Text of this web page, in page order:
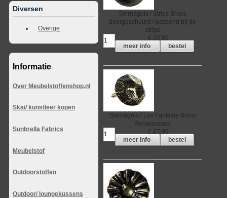
Diversen
Overige
Informatie
Over Meubelstoffenshop.nl
Skai/ kunstleer kopen
Sunbrella Fabrics
Meubelstof
Outdoorstoffen
Outdoor/ loungekussens
Siernagels / Strips Brons
doorgeschuurd / passend bij de
strips
€ 20,95
meer info
bestel
Siernagels / Los Fantasie Brons
Renaissance
€ 27,95
meer info
bestel